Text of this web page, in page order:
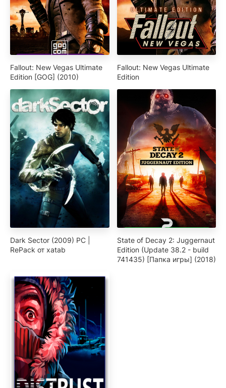
Fallout: New Vegas Ultimate
Edition [GOG] (2010)
Fallout: New Vegas Ultimate
Edition
Dark Sector (2009) PC |
RePack от xatab
State of Decay 2: Juggernaut
Edition (Update 38.2 - build
741435) [Папка игры] (2018)